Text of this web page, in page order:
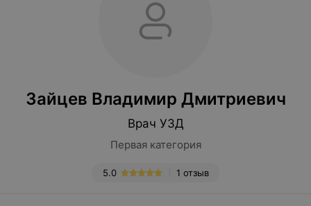
Зайцев Владимир Дмитриевич
Врач УЗД
Первая категория
1 отзыв
5.0